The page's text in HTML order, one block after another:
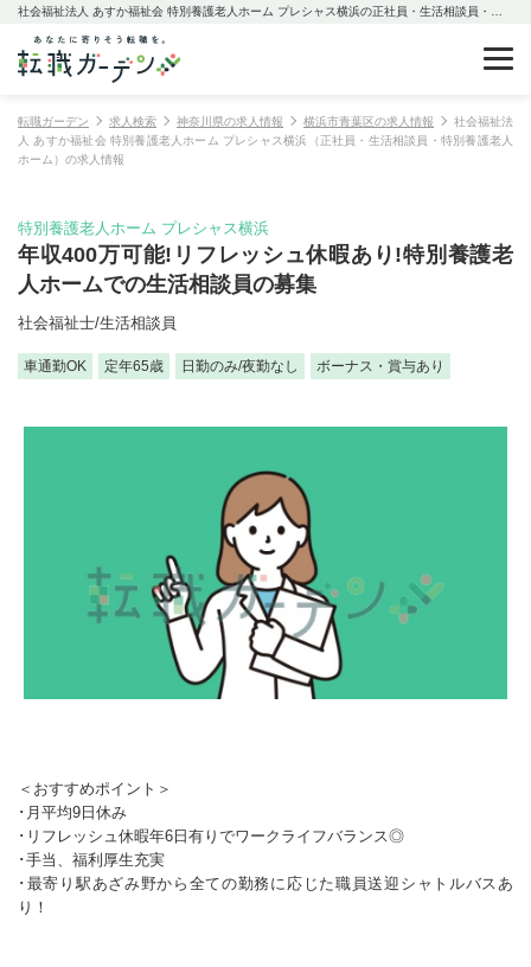
転職ガーデン 求人検索 神奈川県の求人情報 横浜市青葉区の求人情報
社会福祉法
人 あすか福祉会 特別養護老人ホーム プレシャス横浜（正社員・生活相談員・特別養護老人
ホーム）の求人情報
特別養護老人ホーム プレシャス横浜
年収400万可能!リフレッシュ休暇あり!特別養護老
人ホームでの生活相談員の募集
社会福祉士/生活相談員
車通勤OK 定年65歳 日勤のみ/夜勤なし ボーナス・賞与あり
＜おすすめポイント＞
･月平均9日休み
･リフレッシュ休暇年6日有りでワークライフバランス◎
･手当、福利厚生充実
･最寄り駅あざみ野から全ての勤務に応じた職員送迎シャトルバスあ
り！